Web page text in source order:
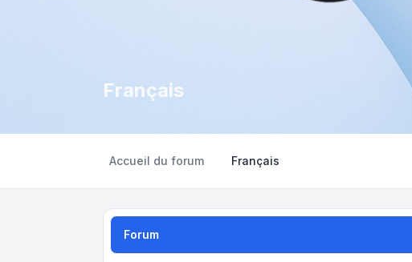
Français
Accueil du forum Français
Forum